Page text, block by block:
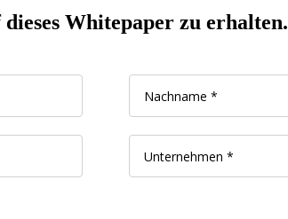
Whitepaper zu erhalten.